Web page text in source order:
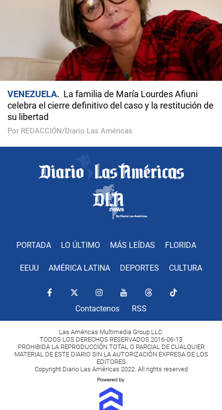
VENEZUELA
La familia de María Lourdes Afiuni
celebra el cierre definitivo del caso y la restitución de
su libertad
Por REDACCIÓN/Diario Las Américas
PORTADA LO ÚLTIMO MÁS LEÍDAS FLORIDA
EEUU AMÉRICA LATINA DEPORTES CULTURA
Contactenos RSS
Las Américas Multimedia Group LLC.
TODOS LOS DERECHOS RESERVADOS 2016-06-13
PROHIBIDA LA REPRODUCCIÓN TOTAL O PARCIAL DE CUALQUIER
MATERIAL DE ESTE DIARIO SIN LA AUTORIZACIÓN EXPRESA DE LOS
EDITORES
Copyright Diario Las Américas 2022. All rights reserved